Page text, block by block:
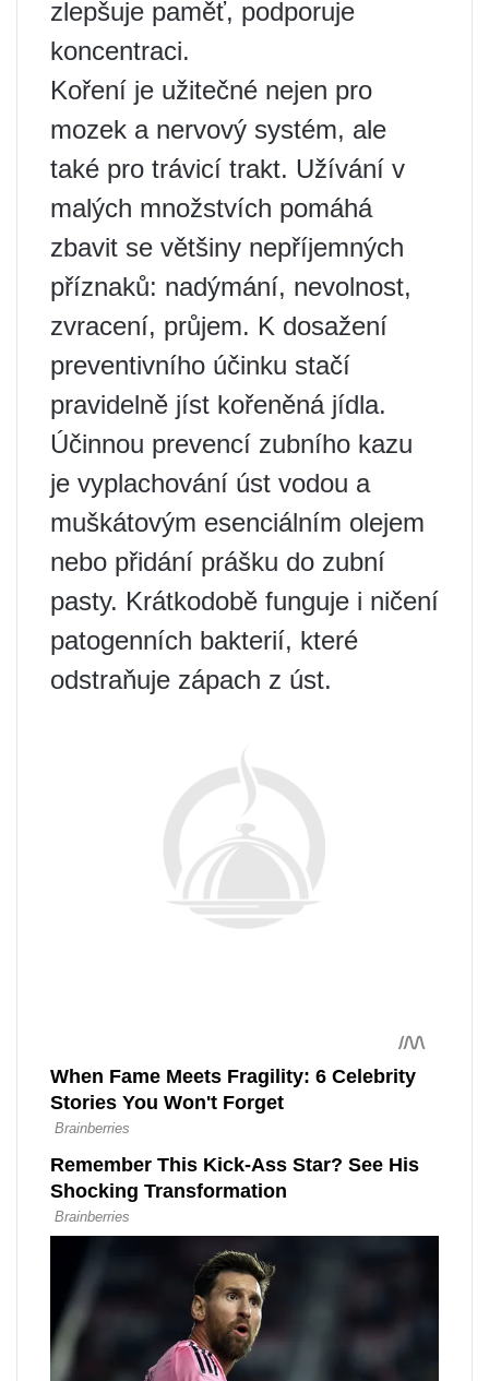
zlepšuje paměť, podporuje
koncentraci.
Koření je užitečné nejen pro
mozek a nervový systém, ale
také pro trávicí trakt. Užívání v
malých množstvích pomáhá
zbavit se většiny nepříjemných
příznaků: nadýmání, nevolnost,
zvracení, průjem. K dosažení
preventivního účinku stačí
pravidelně jíst kořeněná jídla.
Účinnou prevencí zubního kazu
je vyplachování úst vodou a
muškátovým esenciálním olejem
nebo přidání prášku do zubní
pasty. Krátkodobě funguje i ničení
patogenních bakterií, které
odstraňuje zápach z úst.